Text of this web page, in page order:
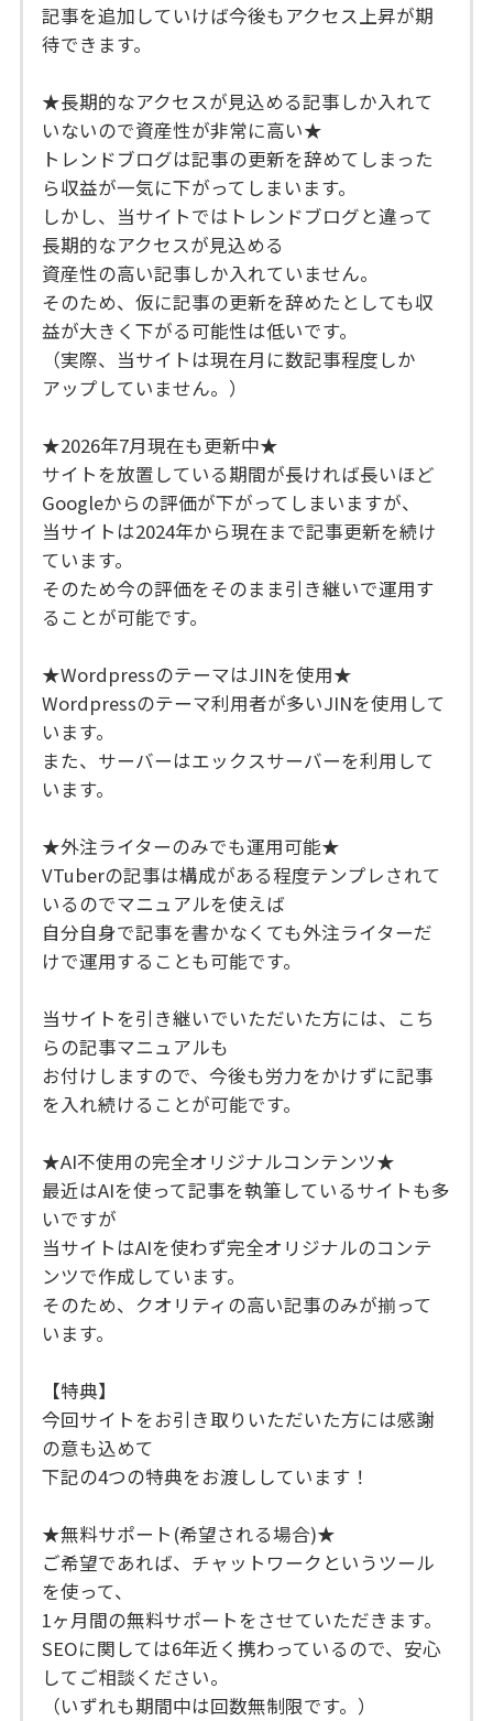
記事を追加していけば今後もアクセス上昇が期
待できます。
★長期的なアクセスが見込める記事しか入れて
いないので資産性が非常に高い★
トレンドブログは記事の更新を辞めてしまった
ら収益が一気に下がってしまいます。
しかし、当サイトではトレンドブログと違って
長期的なアクセスが見込める
資産性の高い記事しか入れていません。
そのため、仮に記事の更新を辞めたとしても収
益が大きく下がる可能性は低いです。
（実際、当サイトは現在月に数記事程度しか
アップしていません。）
★2026年7月現在も更新中★
サイトを放置している期間が長ければ長いほど
Googleからの評価が下がってしまいますが、
当サイトは2024年から現在まで記事更新を続け
ています。
そのため今の評価をそのまま引き継いで運用す
ることが可能です。
★WordpressのテーマはJINを使用★
Wordpressのテーマ利用者が多いJINを使用して
います。
また、サーバーはエックスサーバーを利用して
います。
★外注ライターのみでも運用可能★
VTuberの記事は構成がある程度テンプレされて
いるのでマニュアルを使えば
自分自身で記事を書かなくても外注ライターだ
けで運用することも可能です。
当サイトを引き継いでいただいた方には、こち
らの記事マニュアルも
お付けしますので、今後も労力をかけずに記事
を入れ続けることが可能です。
★AI不使用の完全オリジナルコンテンツ★
最近はAIを使って記事を執筆しているサイトも多
いですが
当サイトはAIを使わず完全オリジナルのコンテ
ンツで作成しています。
そのため、クオリティの高い記事のみが揃って
います。
【特典】
今回サイトをお引き取りいただいた方には感謝
の意も込めて
下記の4つの特典をお渡ししています！
★無料サポート(希望される場合)★
ご希望であれば、チャットワークというツール
を使って、
1ヶ月間の無料サポートをさせていただきます。
SEOに関しては6年近く携わっているので、安心
してご相談ください。
（いずれも期間中は回数無制限です。）